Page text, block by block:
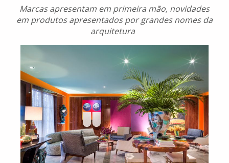
Marcas apresentam em primeira mão, novidades
em produtos apresentados por grandes nomes da
arquitetura